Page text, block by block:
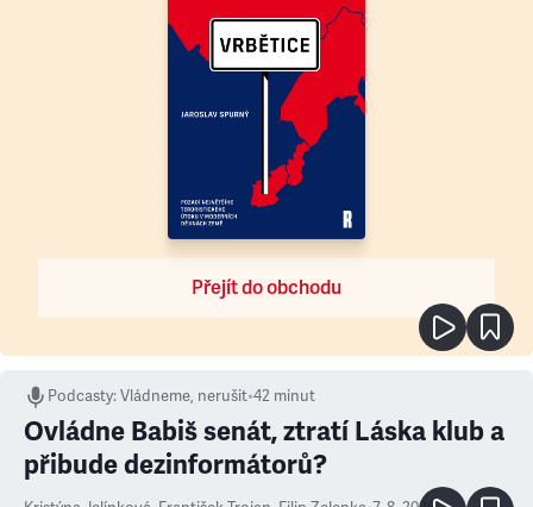
Přejít do obchodu
Podcasty:Vládneme, nerušit•42 minut
Ovládne Babiš senát, ztratí Láska klub a
přibude dezinformátorů?